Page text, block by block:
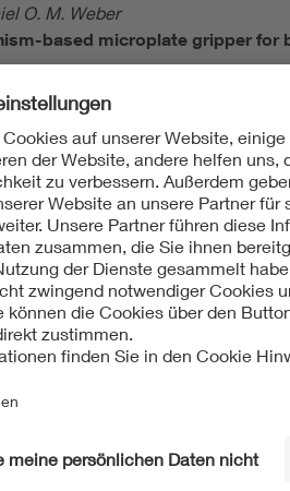
O. M. Weber
based microplate gripper for
and Daniel Friemert
survey of current practices,
/